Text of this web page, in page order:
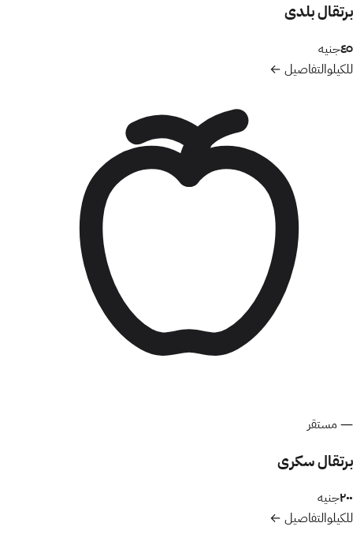
برتقال بلدى
٤٥جنيه
للكيلوالتفاصيل ←
— مستقر
برتقال سكرى
٢٠٠جنيه
للكيلوالتفاصيل ←